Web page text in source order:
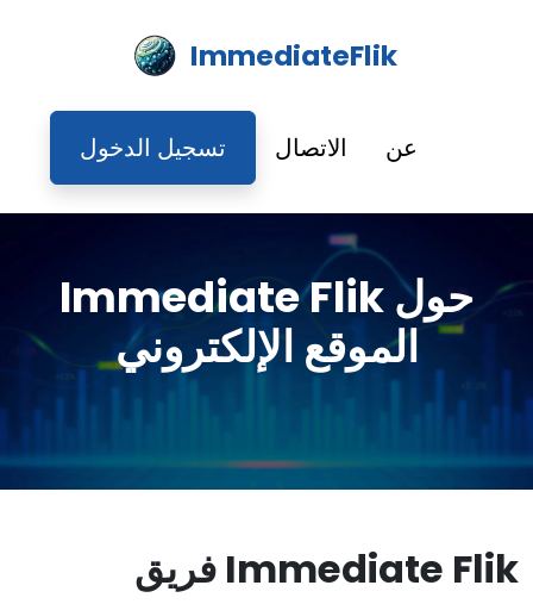
ImmediateFlik
عن الاتصال تسجيل الدخول
حول Immediate Flik
الموقع الإلكتروني
Immediate Flik فريق